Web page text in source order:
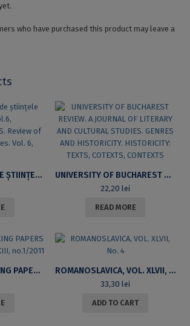
who have purchased this product may leave a
REPERE. REVISTĂ DE ȘTIINȚELE EDUCAȚIEI. VOL.6, NR.1/2012LANDMARKS. REVIEW OF EDUCATIONAL SCIENCES. VOL. 6, NR.1/2012 UNIVERSITY OF BUCHAREST REVIEW. A JOURNAL OF LITERARY AND CULTURAL STUDIES. GENRES AND HISTORICITY. HISTORICITY: TEXTS, COTEXTS, CONTEXTS
22,20 lei
READ MORE
BUCHAREST WORKING PAPERS IN LINGUISTICS, VOL. XIII, NO.1/2011 ROMANOSLAVICA, VOL. XLVII, NO. 4
33,30 lei
ADD TO CART